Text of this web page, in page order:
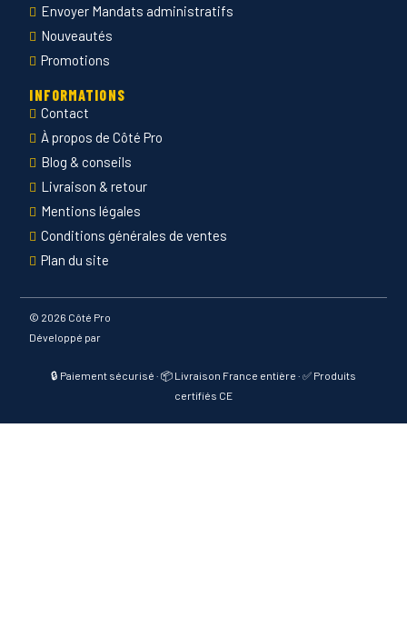
Envoyer Mandats administratifs
Nouveautés
Promotions
INFORMATIONS
Contact
À propos de Côté Pro
Blog & conseils
Livraison & retour
Mentions légales
Conditions générales de ventes
Plan du site
© 2026 Côté Pro
Développé par
🔒 Paiement sécurisé · 📦 Livraison France entière · ✅ Produits
certifiés CE